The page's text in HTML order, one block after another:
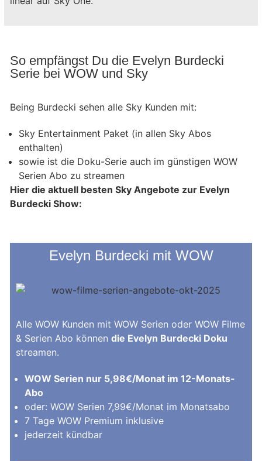
So empfängst Du die Evelyn Burdecki
Serie bei WOW und Sky
Being Burdecki sehen alle Sky Kunden mit:
Sky Entertainment Paket (in allen Sky Abos
enthalten)
sowie ist die Doku-Serie auch im günstigen WOW
Serien Abo zu streamen
Hier die aktuell besten Sky Angebote zur Evelyn
Burdecki Show:
Evelyn Burdecki mit WOW
Alle WOW Kunden mit WOW Serien oder WOW Filme
& Serien Abo können die Evelyn Burdecki Doku
streamen.
WOW Serien nur 5,98€/Monat im 12-Monats-
Abo
oder: WOW Serien 7,99€/Monat im Monatsabo
7 Tage WOW Premium inklusive
jederzeit kündbar